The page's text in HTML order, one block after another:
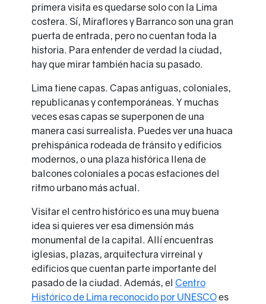
primera visita es quedarse solo con la Lima
costera. Sí, Miraflores y Barranco son una gran
puerta de entrada, pero no cuentan toda la
historia. Para entender de verdad la ciudad,
hay que mirar también hacia su pasado.
Lima tiene capas. Capas antiguas, coloniales,
republicanas y contemporáneas. Y muchas
veces esas capas se superponen de una
manera casi surrealista. Puedes ver una huaca
prehispánica rodeada de tránsito y edificios
modernos, o una plaza histórica llena de
balcones coloniales a pocas estaciones del
ritmo urbano más actual.
Visitar el centro histórico es una muy buena
idea si quieres ver esa dimensión más
monumental de la capital. Allí encuentras
iglesias, plazas, arquitectura virreinal y
edificios que cuentan parte importante del
pasado de la ciudad. Además, el Centro
Histórico de Lima reconocido por UNESCOes